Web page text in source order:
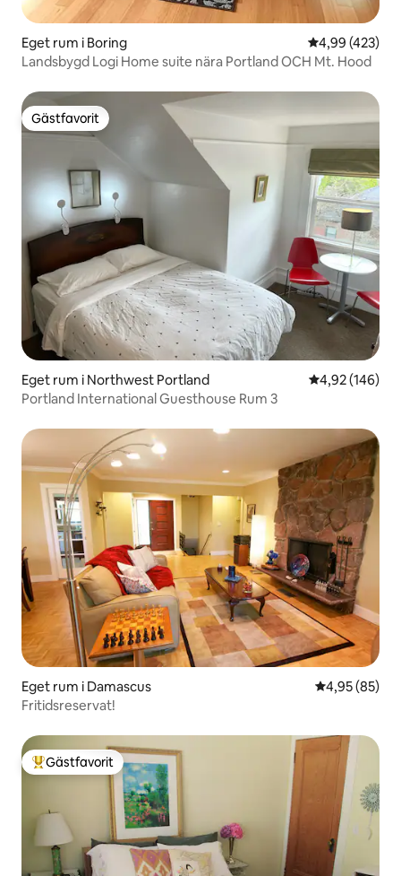
Eget rum i Boring 4,99 av 5 i
4,99 (423)
Landsbygd Logi Home suite nära Portland OCH Mt. Hood
Gästfavorit
Gästfavorit
Eget rum i Northwest Portland 4,92 av 5 i
4,92 (146)
Portland International Guesthouse Rum 3
Eget rum i Damascus 4,95 av 5 i
4,95 (85)
Fritidsreservat!
Populär gästfavorit
Gästfavorit